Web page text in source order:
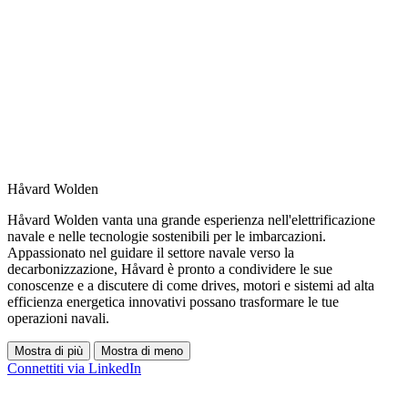
Håvard Wolden
Håvard Wolden vanta una grande esperienza nell'elettrificazione
navale e nelle tecnologie sostenibili per le imbarcazioni.
Appassionato nel guidare il settore navale verso la
decarbonizzazione, Håvard è pronto a condividere le sue
conoscenze e a discutere di come drives, motori e sistemi ad alta
efficienza energetica innovativi possano trasformare le tue
operazioni navali.
Mostra di più Mostra di meno
Connettiti via LinkedIn